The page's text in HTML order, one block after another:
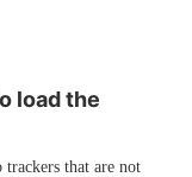
load the
that are not